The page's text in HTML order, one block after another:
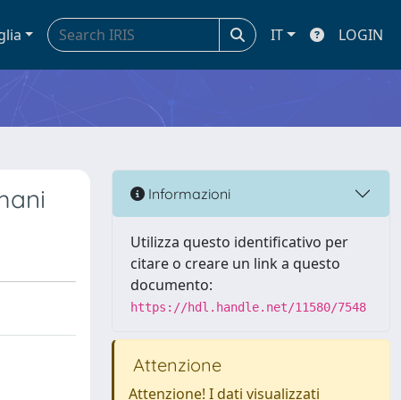
IT LOGIN
Informazioni
Utilizza questo identificativo per
citare o creare un link a questo
documento:
https://hdl.handle.net/11580/7548
Attenzione
Attenzione! I dati visualizzati